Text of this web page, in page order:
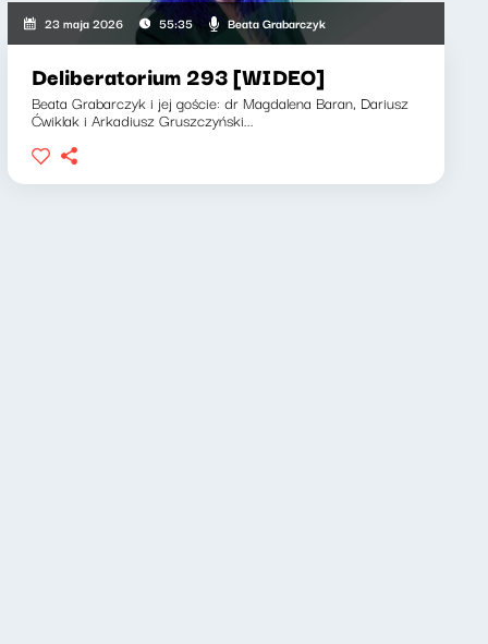
23 maja 2026 55:35 Beata Grabarczyk
Deliberatorium 293 [WIDEO]
Beata Grabarczyk i jej goście: dr Magdalena Baran, Dariusz
Ćwiklak i Arkadiusz Gruszczyński...